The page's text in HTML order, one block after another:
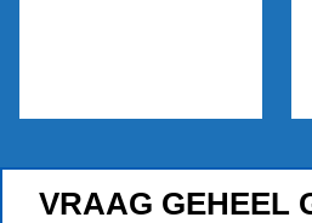
VRAAG GEHEEL